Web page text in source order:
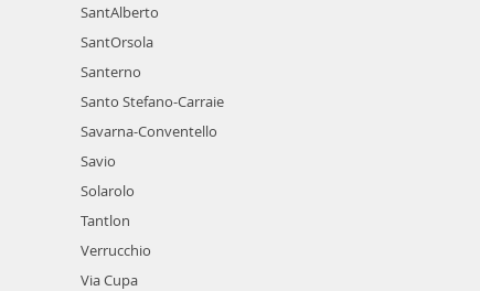
SantAlberto
SantOrsola
Santerno
Santo Stefano-Carraie
Savarna-Conventello
Savio
Solarolo
Tantlon
Verrucchio
Via Cupa